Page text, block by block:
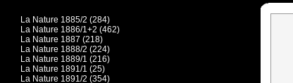
La Nature 1885/2 (284)
La Nature 1886/1+2 (462)
La Nature 1887 (218)
La Nature 1888/2 (224)
La Nature 1889/1 (216)
La Nature 1891/1 (25)
La Nature 1891/2 (354)